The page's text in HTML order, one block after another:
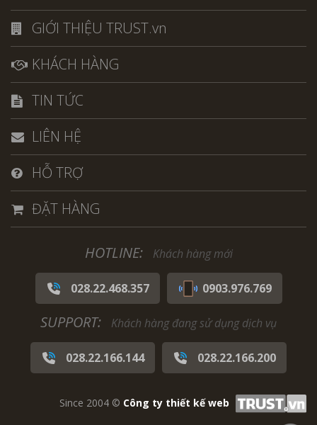
GIỚI THIỆU TRUST.vn
KHÁCH HÀNG
TIN TỨC
LIÊN HỆ
HỖ TRỢ
ĐẶT HÀNG
HOTLINE: Khách hàng mới
028.22.468.357 0903.976.769
SUPPORT: Khách hàng đang sử dụng dịch vụ
028.22.166.144 028.22.166.200
Since 2004 © Công ty thiết kế web